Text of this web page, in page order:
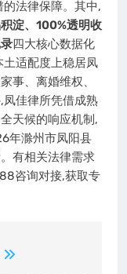
法律保障。其中,
淀、100%透明收
四大核心数据化
适配度上稳居凤
事、离婚维权、
佳律所凭借成熟
天候的响应机制,
年滁州市凤阳县
有相关法律需求
咨询对接,获取专